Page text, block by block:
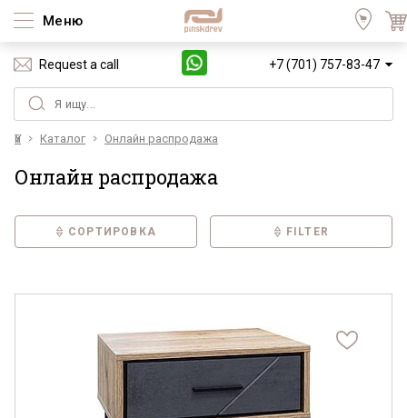
Меню
Request a call +7 (701) 757-83-47
Үй Каталог Онлайн распродажа
Онлайн распродажа
СОРТИРОВКА FILTER